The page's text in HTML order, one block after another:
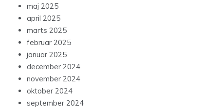
maj 2025
april 2025
marts 2025
februar 2025
januar 2025
december 2024
november 2024
oktober 2024
september 2024